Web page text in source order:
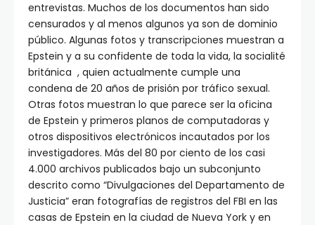
entrevistas. Muchos de los documentos han sido
censurados y al menos algunos ya son de dominio
público. Algunas fotos y transcripciones muestran a
Epstein y a su confidente de toda la vida, la socialité
británica , quien actualmente cumple una
condena de 20 años de prisión por tráfico sexual.
Otras fotos muestran lo que parece ser la oficina
de Epstein y primeros planos de computadoras y
otros dispositivos electrónicos incautados por los
investigadores. Más del 80 por ciento de los casi
4.000 archivos publicados bajo un subconjunto
descrito como “Divulgaciones del Departamento de
Justicia” eran fotografías de registros del FBI en las
casas de Epstein en la ciudad de Nueva York y en